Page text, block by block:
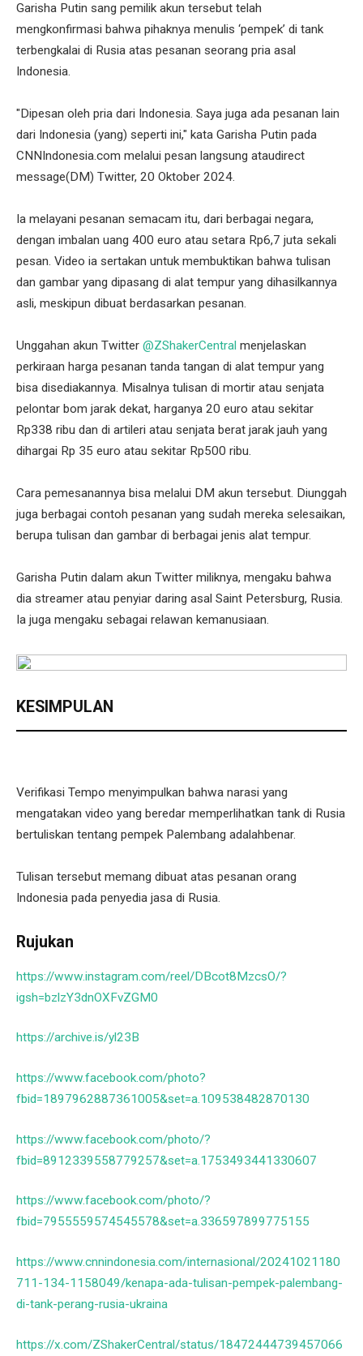
Garisha Putin sang pemilik akun tersebut telah
mengkonfirmasi bahwa pihaknya menulis ‘pempek’ di tank
terbengkalai di Rusia atas pesanan seorang pria asal
Indonesia.
"Dipesan oleh pria dari Indonesia. Saya juga ada pesanan lain
dari Indonesia (yang) seperti ini," kata Garisha Putin pada
CNNIndonesia.com melalui pesan langsung ataudirect
message(DM) Twitter, 20 Oktober 2024.
Ia melayani pesanan semacam itu, dari berbagai negara,
dengan imbalan uang 400 euro atau setara Rp6,7 juta sekali
pesan. Video ia sertakan untuk membuktikan bahwa tulisan
dan gambar yang dipasang di alat tempur yang dihasilkannya
asli, meskipun dibuat berdasarkan pesanan.
Unggahan akun Twitter @ZShakerCentral menjelaskan
perkiraan harga pesanan tanda tangan di alat tempur yang
bisa disediakannya. Misalnya tulisan di mortir atau senjata
pelontar bom jarak dekat, harganya 20 euro atau sekitar
Rp338 ribu dan di artileri atau senjata berat jarak jauh yang
dihargai Rp 35 euro atau sekitar Rp500 ribu.
Cara pemesanannya bisa melalui DM akun tersebut. Diunggah
juga berbagai contoh pesanan yang sudah mereka selesaikan,
berupa tulisan dan gambar di berbagai jenis alat tempur.
Garisha Putin dalam akun Twitter miliknya, mengaku bahwa
dia streamer atau penyiar daring asal Saint Petersburg, Rusia.
Ia juga mengaku sebagai relawan kemanusiaan.
KESIMPULAN
Verifikasi Tempo menyimpulkan bahwa narasi yang
mengatakan video yang beredar memperlihatkan tank di Rusia
bertuliskan tentang pempek Palembang adalahbenar.
Tulisan tersebut memang dibuat atas pesanan orang
Indonesia pada penyedia jasa di Rusia.
Rujukan
https://www.instagram.com/reel/DBcot8MzcsO/?
igsh=bzlzY3dnOXFvZGM0
https://archive.is/yl23B
https://www.facebook.com/photo?
fbid=1897962887361005&set=a.109538482870130
https://www.facebook.com/photo/?
fbid=8912339558779257&set=a.1753493441330607
https://www.facebook.com/photo/?
fbid=7955559574545578&set=a.336597899775155
https://www.cnnindonesia.com/internasional/20241021180
711-134-1158049/kenapa-ada-tulisan-pempek-palembang-
di-tank-perang-rusia-ukraina
https://x.com/ZShakerCentral/status/18472444739457066